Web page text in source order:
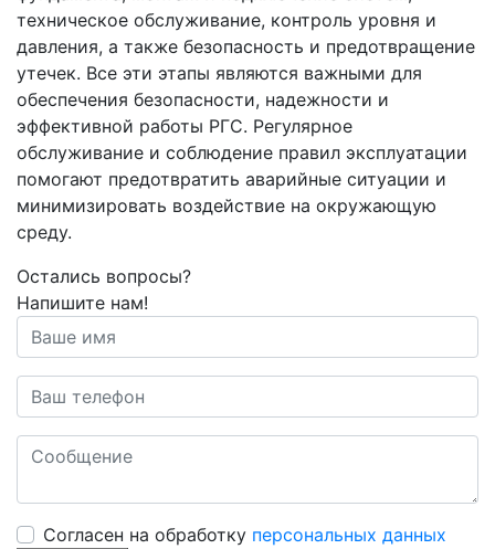
техническое обслуживание, контроль уровня и
давления, а также безопасность и предотвращение
утечек. Все эти этапы являются важными для
обеспечения безопасности, надежности и
эффективной работы РГС. Регулярное
обслуживание и соблюдение правил эксплуатации
помогают предотвратить аварийные ситуации и
минимизировать воздействие на окружающую
среду.
Остались вопросы?
Напишите нам!
Cогласен на обработку персональных данных